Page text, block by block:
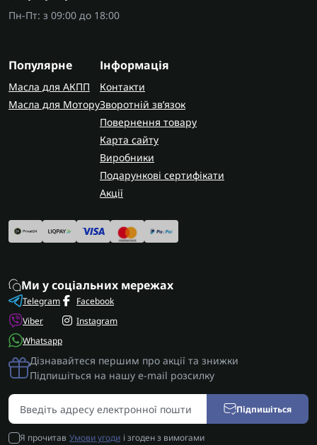
Пн-Пт: з 09:00 до 18:00
Популярне
Масла для АКПП
Масла для Мотору
Інформація
Контакти
Зворотній зв’язок
Повернення товару
Карта сайту
Виробники
Подарункові сертифікати
Акції
Ми у соціальних мережах
Telegram
Viber
Whatsapp
Facebook
Instagram
Дізнавайтеся першим про акції та знижки
Підпишіться на нашу e-mail розсилку
Підпишіться
Я прочитав Умови угоди і згоден з вимогами